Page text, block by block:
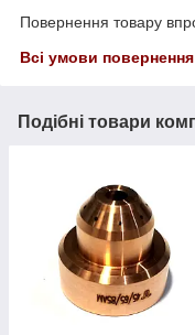
Повернення товару
Всі умови повернення
Подібні товари